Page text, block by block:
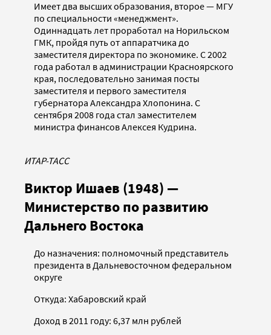
Имеет два высших образования, второе — МГУ
по специальности «менеджмент».
Одиннадцать лет проработал на Норильском
ГМК, пройдя путь от аппаратчика до
заместителя директора по экономике. С 2002
года работал в администрации Красноярского
края, последовательно занимая посты
заместителя и первого заместителя
губернатора Александра Хлопонина. С
сентября 2008 года стал заместителем
министра финансов Алексея Кудрина.
ИТАР-ТАСС
Виктор Ишаев (1948) —
Министерство по развитию
Дальнего Востока
До назначения: полномочный представитель
президента в Дальневосточном федеральном
округе
Откуда: Хабаровский край
Доход в 2011 году: 6,37 млн рублей